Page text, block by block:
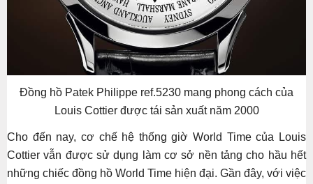
Đồng hồ Patek Philippe ref.5230 mang phong cách của
Louis Cottier được tái sản xuất năm 2000
Cho đến nay, cơ chế hệ thống giờ World Time của Louis
Cottier vẫn được sử dụng làm cơ sở nền tảng cho hầu hết
những chiếc đồng hồ World Time hiện đại. Gần đây, với việc